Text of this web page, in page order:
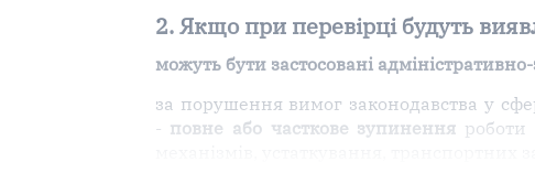
2. Якщо при перевірці будуть
можуть бути застосовані
за порушення вимог законодавства у
- повне або часткове зупинення роботи